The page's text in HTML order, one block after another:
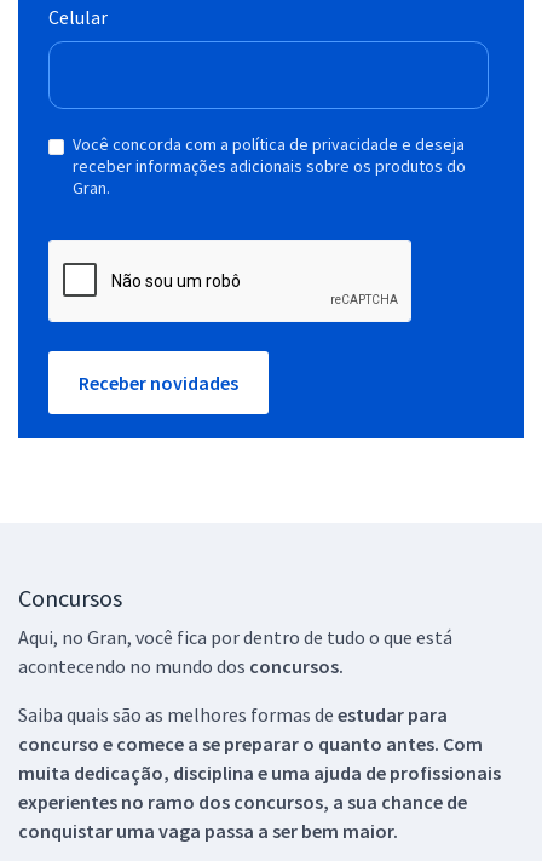
Celular
Você concorda com a política de privacidade e deseja
receber informações adicionais sobre os produtos do
Gran.
Receber novidades
Concursos
Aqui, no Gran, você fica por dentro de tudo o que está
acontecendo no mundo dos concursos.
Saiba quais são as melhores formas de estudar para
concurso e comece a se preparar o quanto antes. Com
muita dedicação, disciplina e uma ajuda de profissionais
experientes no ramo dos concursos, a sua chance de
conquistar uma vaga passa a ser bem maior.